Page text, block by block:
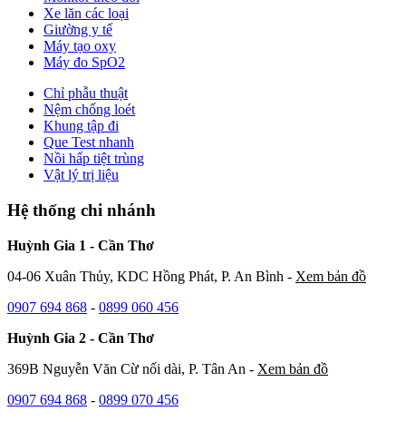
Xe lăn các loại
Giường y tế
Máy tạo oxy
Máy đo SpO2
Chỉ phẫu thuật
Nệm chống loét
Khung tập đi
Que Test nhanh
Nồi hấp tiệt trùng
Vật lý trị liệu
Hệ thống chi nhánh
Huỳnh Gia 1 - Cần Thơ
04-06 Xuân Thủy, KDC Hồng Phát, P. An Bình - Xem bản đồ
0907 694 868 - 0899 060 456
Huỳnh Gia 2 - Cần Thơ
369B Nguyễn Văn Cừ nối dài, P. Tân An - Xem bản đồ
0907 694 868 - 0899 070 456